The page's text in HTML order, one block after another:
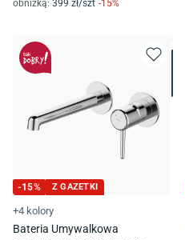
obniżką: 399 zł/szt -15%
-15% Z GAZETKI
+4 kolory
Bateria Umywalkowa